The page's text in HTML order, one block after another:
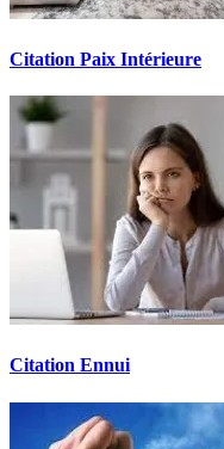
Citation Paix Intérieure
Citation Ennui